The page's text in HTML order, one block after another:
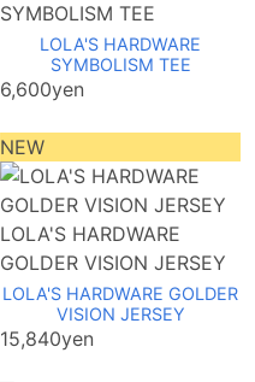
SYMBOLISM TEE
LOLA'S HARDWARE
SYMBOLISM TEE
6,600yen
NEW
LOLA'S HARDWARE
GOLDER VISION JERSEY
LOLA'S HARDWARE GOLDER
VISION JERSEY
15,840yen